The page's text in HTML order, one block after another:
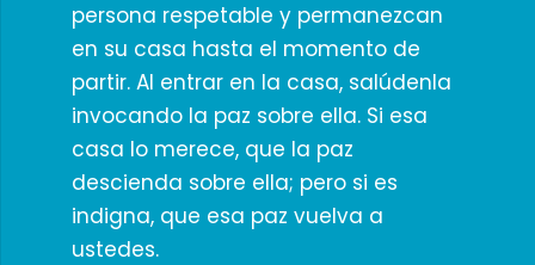
persona respetable y permanezcan
en su casa hasta el momento de
partir. Al entrar en la casa, salúdenla
invocando la paz sobre ella. Si esa
casa lo merece, que la paz
descienda sobre ella; pero si es
indigna, que esa paz vuelva a
ustedes.